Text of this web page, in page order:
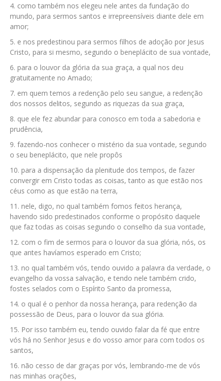
como também nos elegeu nele antes da fundação do
mundo, para sermos santos e irrepreensíveis diante dele em
amor;
e nos predestinou para sermos filhos de adoção por Jesus
Cristo, para si mesmo, segundo o beneplácito de sua vontade,
para o louvor da glória da sua graça, a qual nos deu
gratuitamente no Amado;
em quem temos a redenção pelo seu sangue, a redenção
dos nossos delitos, segundo as riquezas da sua graça,
que ele fez abundar para conosco em toda a sabedoria e
prudência,
fazendo-nos conhecer o mistério da sua vontade, segundo
o seu beneplácito, que nele propôs
para a dispensação da plenitude dos tempos, de fazer
convergir em Cristo todas as coisas, tanto as que estão nos
céus como as que estão na terra,
nele, digo, no qual também fomos feitos herança,
havendo sido predestinados conforme o propósito daquele
que faz todas as coisas segundo o conselho da sua vontade,
com o fim de sermos para o louvor da sua glória, nós, os
que antes havíamos esperado em Cristo;
no qual também vós, tendo ouvido a palavra da verdade, o
evangelho da vossa salvação, e tendo nele também crido,
fostes selados com o Espírito Santo da promessa,
o qual é o penhor da nossa herança, para redenção da
possessão de Deus, para o louvor da sua glória.
Por isso também eu, tendo ouvido falar da fé que entre
vós há no Senhor Jesus e do vosso amor para com todos os
santos,
não cesso de dar graças por vós, lembrando-me de vós
nas minhas orações,